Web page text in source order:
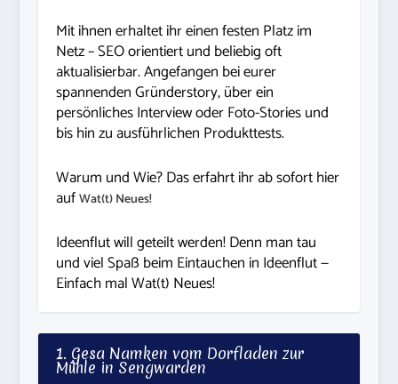
Mit ihnen erhaltet ihr einen festen Platz im
Netz – SEO orientiert und beliebig oft
aktualisierbar. Angefangen bei eurer
spannenden Gründerstory, über ein
persönliches Interview oder Foto-Stories und
bis hin zu ausführlichen Produkttests.
Warum und Wie? Das erfahrt ihr ab sofort hier
aufWat(t) Neues!
Ideenflut will geteilt werden! Denn man tau
und viel Spaß beim Eintauchen in Ideenflut —
Einfach mal Wat(t) Neues!
1. Gesa Namken vom Dorfladen zur
Mühle in Sengwarden